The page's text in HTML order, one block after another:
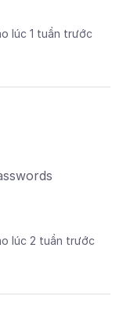
lúc 1 tuần trước
lúc 2 tuần trước